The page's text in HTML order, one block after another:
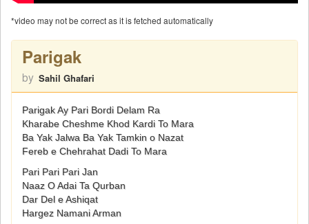
*video may not be correct as it is fetched automatically
Parigak
by Sahil Ghafari
Parigak Ay Pari Bordi Delam Ra
Kharabe Cheshme Khod Kardi To Mara
Ba Yak Jalwa Ba Yak Tamkin o Nazat
Fereb e Chehrahat Dadi To Mara
Pari Pari Pari Jan
Naaz O Adai Ta Qurban
Dar Del e Ashiqat
Hargez Namani Arman